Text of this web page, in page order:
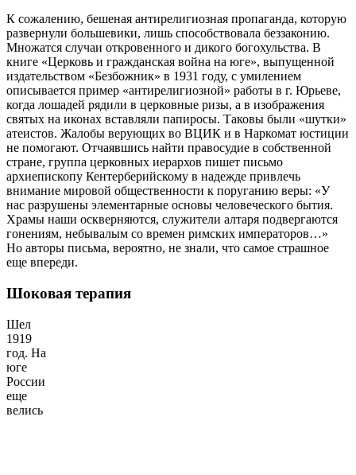
К сожалению, бешеная антирелигиозная пропаганда, которую
развернули большевики, лишь способствовала беззаконию.
Множатся случаи откровенного и дикого богохульства. В
книге «Церковь и гражданская война на юге», выпущенной
издательством «Безбожник» в 1931 году, с умилением
описывается пример «антирелигиозной» работы в г. Юрьеве,
когда лошадей рядили в церковные ризы, а в изображения
святых на иконах вставляли папиросы. Таковы были «шутки»
атеистов. Жалобы верующих во ВЦИК и в Наркомат юстиции
не помогают. Отчаявшись найти правосудие в собственной
стране, группа церковных иерархов пишет письмо
архиепископу Кентерберийскому в надежде привлечь
внимание мировой общественности к поруганию веры: «У
нас разрушены элементарные основы человеческого бытия.
Храмы наши оскверняются, служители алтаря подвергаются
гонениям, небывалым со времен римских императоров…»
Но авторы письма, вероятно, не знали, что самое страшное
еще впереди.
Шоковая терапия
Шел
1919
год. На
юге
России
еще
велись